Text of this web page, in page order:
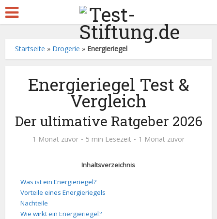
Startseite » Drogerie » Energieriegel
Energieriegel Test &
Vergleich
Der ultimative Ratgeber 2026
1 Monat zuvor 5 min Lesezeit 1 Monat zuvor
Inhaltsverzeichnis
Was ist ein Energieriegel?
Vorteile eines Energieriegels
Nachteile
Wie wirkt ein Energieriegel?